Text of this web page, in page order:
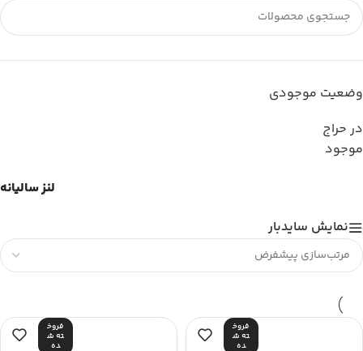
وضعیت موجودی
در حراج
موجود
لنز سالیانه
نمایش سایدبار
فروخ
ته ش
ده
فروخ
ته ش
ده